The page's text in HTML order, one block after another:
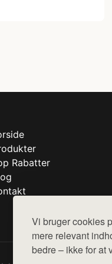
Vi bruger cookies
mere relevant
bedre – ikke for
Rabatter